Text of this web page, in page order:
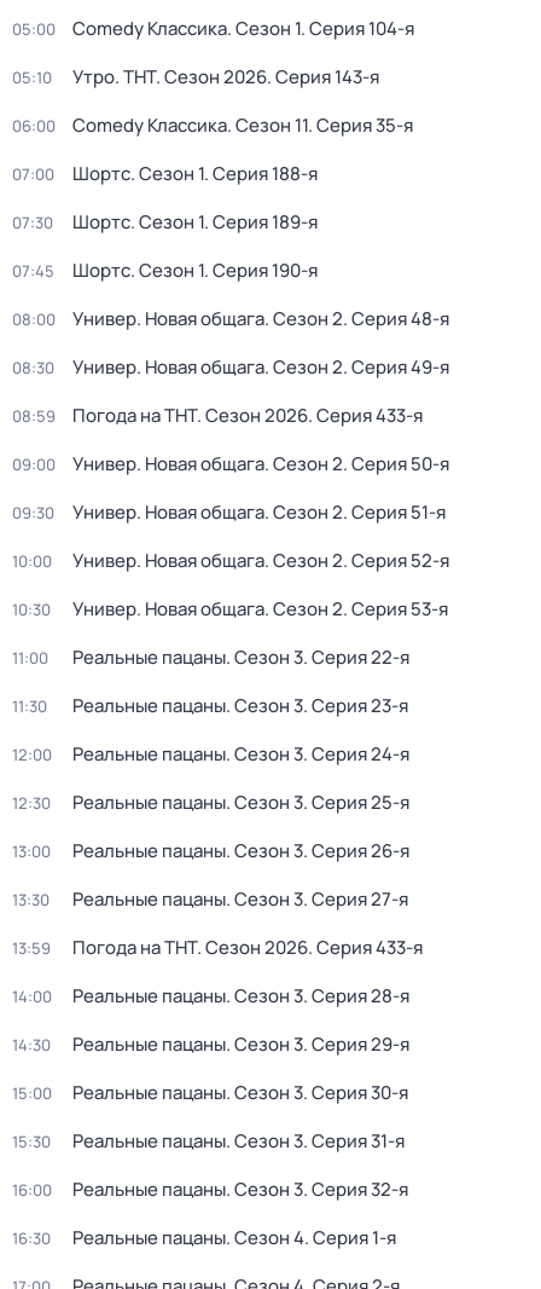
05:00 Comedy Классика. Сезон 1. Серия 104-я
05:10 Утро. ТНТ. Сезон 2026. Серия 143-я
06:00 Comedy Классика. Сезон 11. Серия 35-я
07:00 Шортс. Сезон 1. Серия 188-я
07:30 Шортс. Сезон 1. Серия 189-я
07:45 Шортс. Сезон 1. Серия 190-я
08:00 Универ. Новая общага. Сезон 2. Серия 48-я
08:30 Универ. Новая общага. Сезон 2. Серия 49-я
08:59 Погода на ТНТ. Сезон 2026. Серия 433-я
09:00 Универ. Новая общага. Сезон 2. Серия 50-я
09:30 Универ. Новая общага. Сезон 2. Серия 51-я
10:00 Универ. Новая общага. Сезон 2. Серия 52-я
10:30 Универ. Новая общага. Сезон 2. Серия 53-я
11:00 Реальные пацаны. Сезон 3. Серия 22-я
11:30 Реальные пацаны. Сезон 3. Серия 23-я
12:00 Реальные пацаны. Сезон 3. Серия 24-я
12:30 Реальные пацаны. Сезон 3. Серия 25-я
13:00 Реальные пацаны. Сезон 3. Серия 26-я
13:30 Реальные пацаны. Сезон 3. Серия 27-я
13:59 Погода на ТНТ. Сезон 2026. Серия 433-я
14:00 Реальные пацаны. Сезон 3. Серия 28-я
14:30 Реальные пацаны. Сезон 3. Серия 29-я
15:00 Реальные пацаны. Сезон 3. Серия 30-я
15:30 Реальные пацаны. Сезон 3. Серия 31-я
16:00 Реальные пацаны. Сезон 3. Серия 32-я
16:30 Реальные пацаны. Сезон 4. Серия 1-я